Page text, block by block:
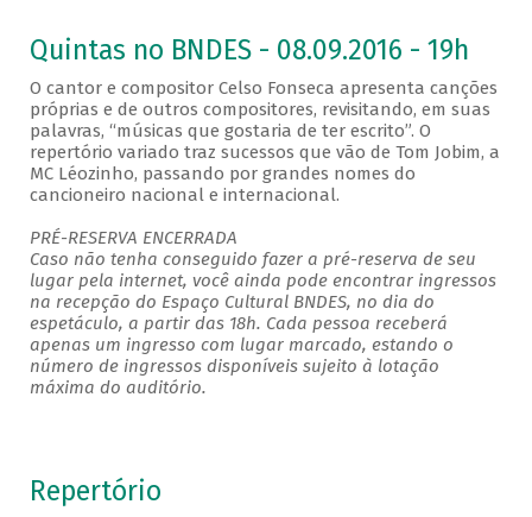
Quintas no BNDES - 08.09.2016 - 19h
O cantor e compositor Celso Fonseca apresenta canções
próprias e de outros compositores, revisitando, em suas
palavras, “músicas que gostaria de ter escrito”. O
repertório variado traz sucessos que vão de Tom Jobim, a
MC Léozinho, passando por grandes nomes do
cancioneiro nacional e internacional.
PRÉ-RESERVA ENCERRADA
Caso não tenha conseguido fazer a pré-reserva de seu
lugar pela internet, você ainda pode encontrar ingressos
na recepção do Espaço Cultural BNDES, no dia do
espetáculo, a partir das 18h. Cada pessoa receberá
apenas um ingresso com lugar marcado, estando o
número de ingressos disponíveis sujeito à lotação
máxima do auditório.
Repertório